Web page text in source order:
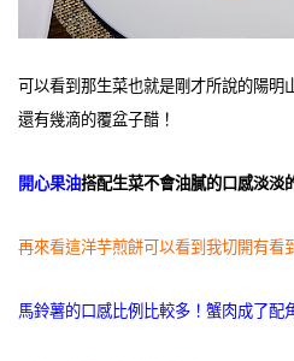
可以看到那生菜也就是剛才所說的陽明
還有幾滴的覆盆子醋！
開心果油搭配生菜不會油膩的口感淡淡
再來看這洋芋煎餅可以看到我切開有看
馬鈴薯的口感比例比較多！蟹肉成了配